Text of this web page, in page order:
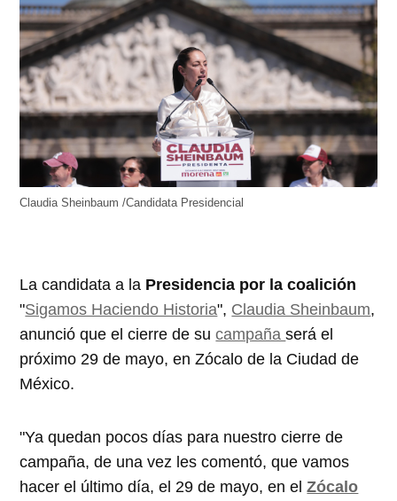
Claudia Sheinbaum /Candidata Presidencial
La candidata a la Presidencia por la coalición
"Sigamos Haciendo Historia", Claudia Sheinbaum,
anunció que el cierre de sucampañaserá el
próximo 29 de mayo, en Zócalo de la Ciudad de
México.
"Ya quedan pocos días para nuestro cierre de
campaña, de una vez les comentó, que vamos
hacer el último día, el 29 de mayo, en elZócalo